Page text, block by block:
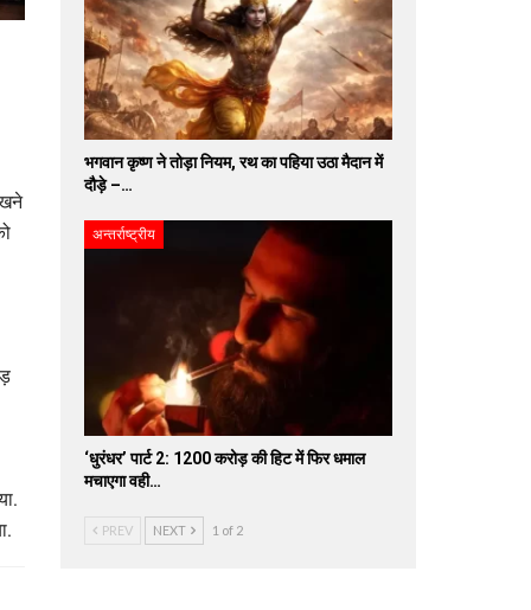
भगवान कृष्ण ने तोड़ा नियम, रथ का पहिया उठा मैदान में
दौड़े –…
अन्तर्राष्ट्रीय
‘धुरंधर’ पार्ट 2: 1200 करोड़ की हिट में फिर धमाल
मचाएगा वही…
PREV NEXT 1 of 2